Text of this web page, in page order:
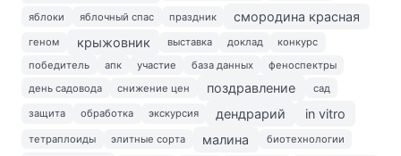
яблоки яблочный спас праздник смородина красная
геном крыжовник выставка доклад
конкурс
победитель
апк участие база данных
феноспектры
день садовода
снижение цен поздравление сад
защита обработка экскурсия дендрарий in vitro
тетраплоиды элитные сорта малина биотехнологии